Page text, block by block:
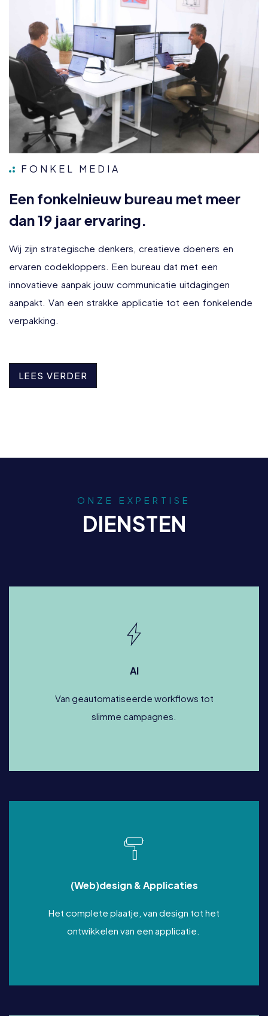
FONKEL MEDIA
Een fonkelnieuw bureau met meer
dan19 jaarervaring.
Wij zijn strategische denkers creatieve doeners en
ervaren codekloppers Een bureau dat met een
innovatieve aanpak jouw communicatie uitdagingen
aanpakt Van een strakke applicatie tot een fonkelende
verpakking
L EES VERDER
ONZE EXPERTISE
DIENSTEN
AI
Van geautomatiseerde workflows tot
slimme campagnes.
(Web)design & Applicaties
Het complete plaatje, van design tot het
ontwikkelen van een applicatie.